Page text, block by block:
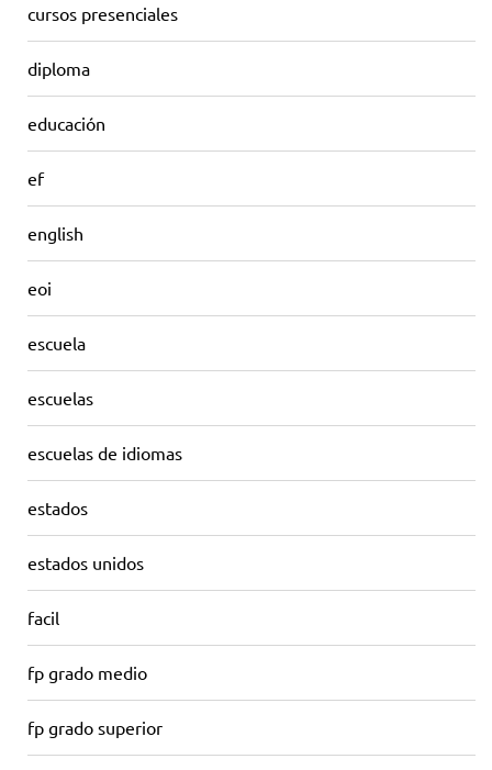
cursos presenciales
diploma
educación
ef
english
eoi
escuela
escuelas
escuelas de idiomas
estados
estados unidos
facil
fp grado medio
fp grado superior